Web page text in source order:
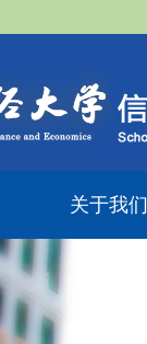
关于我们